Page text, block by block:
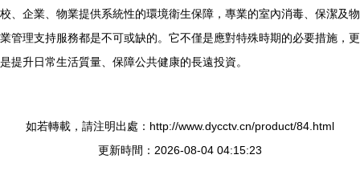
校、企業、物業提供系統性的環境衛生保障，專業的室內消毒、保潔及物
業管理支持服務都是不可或缺的。它不僅是應對特殊時期的必要措施，更
是提升日常生活質量、保障公共健康的長遠投資。
如若轉載，請注明出處：http://www.dycctv.cn/product/84.html
更新時間：2026-08-04 04:15:23